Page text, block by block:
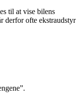
til at vise bilens
derfor ofte ekstraudstyr